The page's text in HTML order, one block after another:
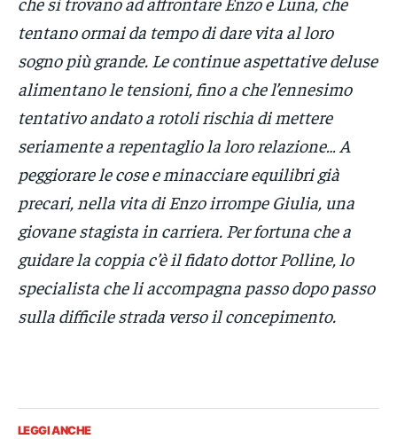
tentano ormai da tempo di dare vita al loro
sogno più grande. Le continue aspettative deluse
alimentano le tensioni, fino a che l’ennesimo
tentativo andato a rotoli rischia di mettere
seriamente a repentaglio la loro relazione… A
peggiorare le cose e minacciare equilibri già
precari, nella vita di Enzo irrompe Giulia, una
giovane stagista in carriera. Per fortuna che a
guidare la coppia c’è il fidato dottor Polline, lo
specialista che li accompagna passo dopo passo
sulla difficile strada verso il concepimento.
LEGGI ANCHE